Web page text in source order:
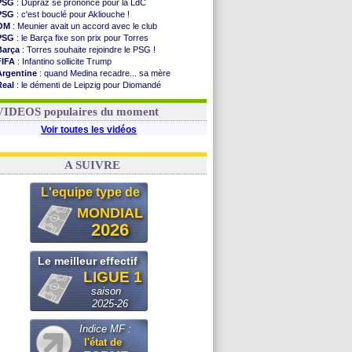
: Dupraz se prononce pour la LdC
: c'est bouclé pour Akliouche !
: Meunier avait un accord avec le club
: le Barça fixe son prix pour Torres
: Torres souhaite rejoindre le PSG !
: Infantino sollicite Trump
: quand Medina recadre... sa mère
: le démenti de Leipzig pour Diomandé
: le conseiller d'Infantino démissionne !
populaires du moment
Voir toutes les vidéos
A SUIVRE
L'equipe type de
MONDIAL
2026
Le meilleur effectif
LIGUE 1
saison
2025-26
Indice MF :
l'état de